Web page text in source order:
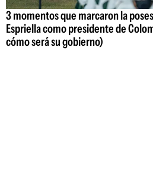
3 momentos que marcaron la
Espriella como presidente de
cómo será su gobierno)